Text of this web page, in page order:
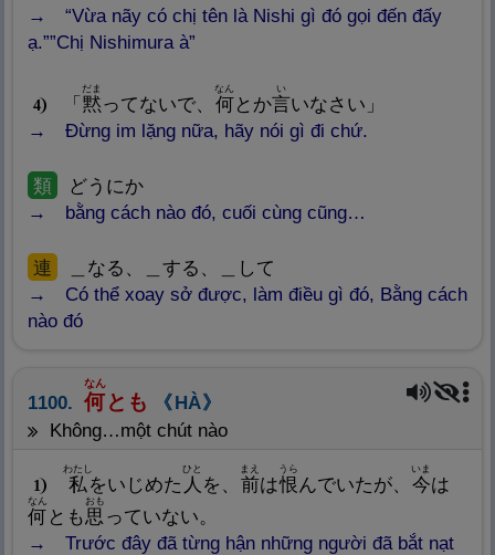
“Vừa nãy có chị tên là Nishi gì đó gọi đến đấy
ạ.””Chị Nishimura à”
4 「 黙
だま
ってないで、 何
なん
とか言
い
いなさい」
Đừng im lặng nữa, hãy nói gì đi chứ.
類
どうにか
bằng cách nào đó, cuối cùng cũng…
連
Nghĩa: Nối liền, liên tục, tiếp nối
＿なる、＿する、＿して
Có thể xoay sở được, làm điều gì đó, Bằng cách
nào đó
1100. 何
なん
とも
HÀ
không…một chút nào
1 私
わたし
をいじめた 人
ひと
を、 前
まえ
は恨
うら
んでいたが、 今
いま
は
何
なん
とも思
おも
っていない。
Trước đây đã từng hận những người đã bắt nạt